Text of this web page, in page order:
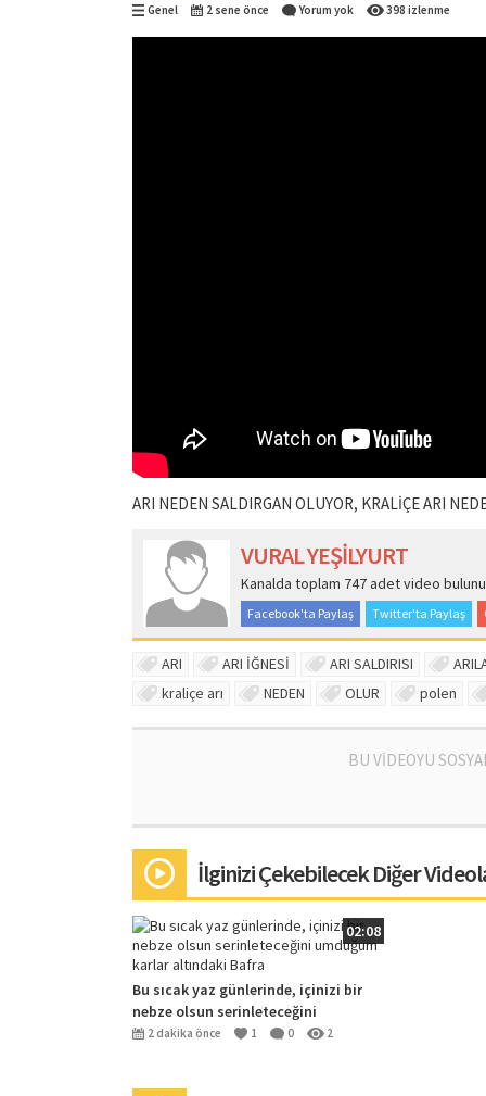
Genel 2 sene önce Yorum yok 398 izlenme
ARI NEDEN SALDIRGAN OLUYOR, KRALİÇE ARI
VURAL YEŞİLYURT
Kanalda toplam 747 adet video
Facebook'ta Paylaş Twitter'ta Paylaş
ARI ARI İĞNESİ ARI SALDIRISI
kraliçe arı
NEDEN OLUR polen
BU VİDEOYU
İlginizi Çekebilecek Diğer
02:08
Bu sıcak yaz günlerinde, içinizi bir
nebze olsun serinleteceğini
umduğum karlar altındaki Bafra
2 dakika önce 1 0 2